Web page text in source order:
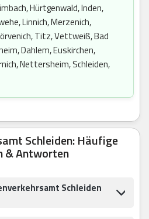
Hürtgenwald, Inden,
Linnich, Merzenich,
Titz, Vettweiß, Bad
Dahlem, Euskirchen,
Nettersheim, Schleiden,
Schleiden: Häufige
& Antworten
Schleiden